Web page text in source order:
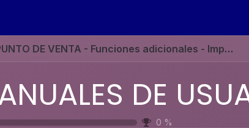
DE VENTA - Funciones adicionales - Impuestos flexibles (posiciones fiscales)
0 %